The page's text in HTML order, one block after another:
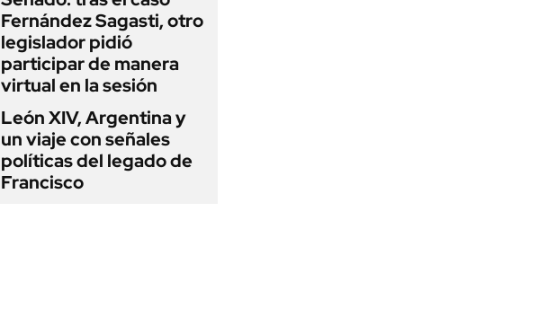
Fernández Sagasti, otro
legislador pidió
participar de manera
virtual en la sesión
León XIV, Argentina y
un viaje con señales
políticas del legado de
Francisco